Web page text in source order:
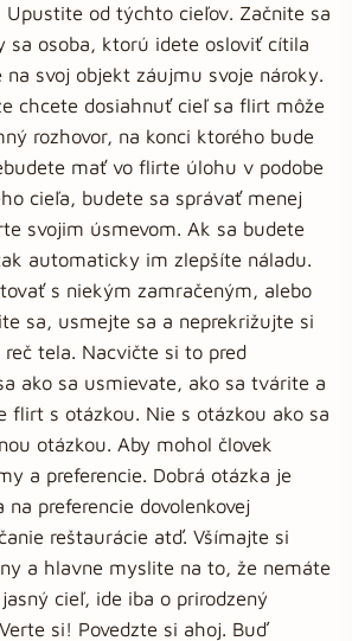
Upustite od týchto cieľov. Začnite sa
sa osoba, ktorú idete osloviť cítila
na svoj objekt záujmu svoje nároky.
chcete dosiahnuť cieľ sa flirt môže
rozhovor, na konci ktorého bude
mať vo flirte úlohu v podobe
cieľa, budete sa správať menej
svojim úsmevom. Ak sa budete
automaticky im zlepšíte náladu.
s niekým zamračeným, alebo
sa, usmejte sa a neprekrižujte si
tela. Nacvičte si to pred
ako sa usmievate, ako sa tvárite a
flirt s otázkou. Nie s otázkou ako sa
otázkou. Aby mohol človek
a preferencie. Dobrá otázka je
preferencie dovolenkovej
reštaurácie atď. Všímajte si
a hlavne myslite na to, že nemáte
cieľ, ide iba o prirodzený
si! Povedzte si ahoj. Buď